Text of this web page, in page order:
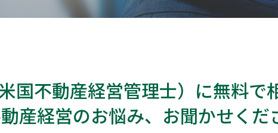
国不動産経営管理士）に無料で
産経営のお悩み、お聞かせくだ